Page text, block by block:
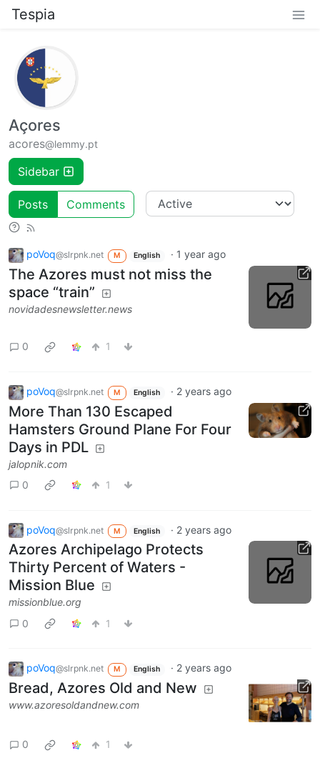
Tespia
Açores
acores@lemmy.pt
Sidebar
Posts Comments
poVoq@slrpnk.net M English · 1 year ago
The Azores must not miss the
space “train”
novidadesnewsletter.news
0 1
poVoq@slrpnk.net M English · 2 years ago
More Than 130 Escaped
Hamsters Ground Plane For Four
Days in PDL
jalopnik.com
0
1
poVoq@slrpnk.net M English · 2 years ago
Azores Archipelago Protects
Thirty Percent of Waters -
Mission Blue
missionblue.org
0
1
poVoq@slrpnk.net M English · 2 years ago
Bread, Azores Old and New
www.azoresoldandnew.com
0 1